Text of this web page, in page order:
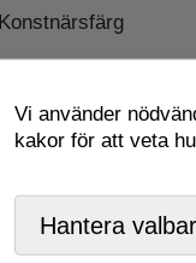
Konstnärsfärg
Farligt avfall
Vi använder
kakor för att veta
Hantera